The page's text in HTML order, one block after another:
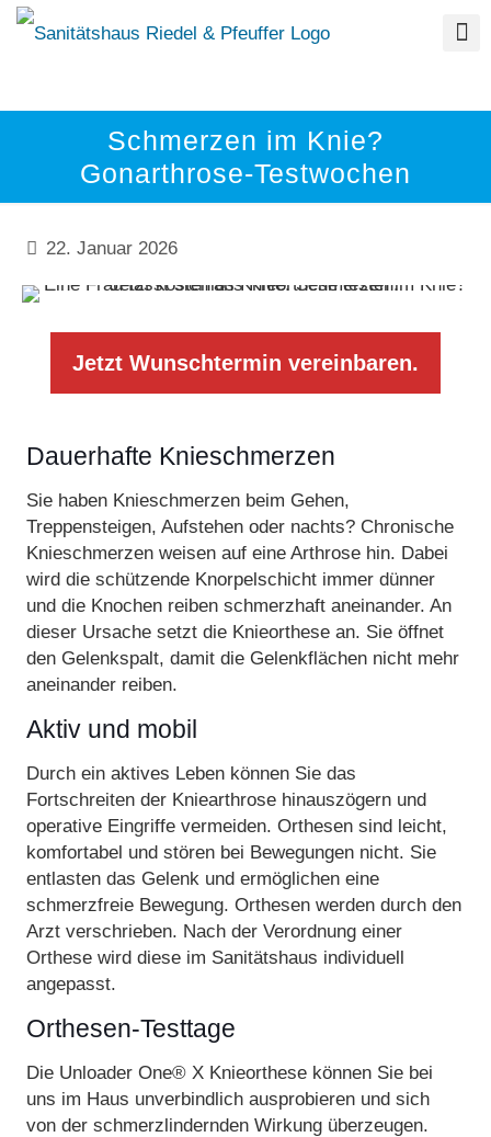
Schmerzen im Knie?
Gonarthrose-Testwochen
22. Januar 2026
Jetzt Wunschtermin vereinbaren.
Dauerhafte Knieschmerzen
Sie haben Knieschmerzen beim Gehen,
Treppensteigen, Aufstehen oder nachts? Chronische
Knieschmerzen weisen auf eine Arthrose hin. Dabei
wird die schützende Knorpelschicht immer dünner
und die Knochen reiben schmerzhaft aneinander. An
dieser Ursache setzt die Knieorthese an. Sie öffnet
den Gelenkspalt, damit die Gelenkflächen nicht mehr
aneinander reiben.
Aktiv und mobil
Durch ein aktives Leben können Sie das
Fortschreiten der Kniearthrose hinauszögern und
operative Eingriffe vermeiden. Orthesen sind leicht,
komfortabel und stören bei Bewegungen nicht. Sie
entlasten das Gelenk und ermöglichen eine
schmerzfreie Bewegung. Orthesen werden durch den
Arzt verschrieben. Nach der Verordnung einer
Orthese wird diese im Sanitätshaus individuell
angepasst.
Orthesen-Testtage
Die Unloader One® X Knieorthese können Sie bei
uns im Haus unverbindlich ausprobieren und sich
von der schmerzlindernden Wirkung überzeugen.